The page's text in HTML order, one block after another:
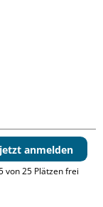
jetzt anmelden
von 25 Plätzen frei